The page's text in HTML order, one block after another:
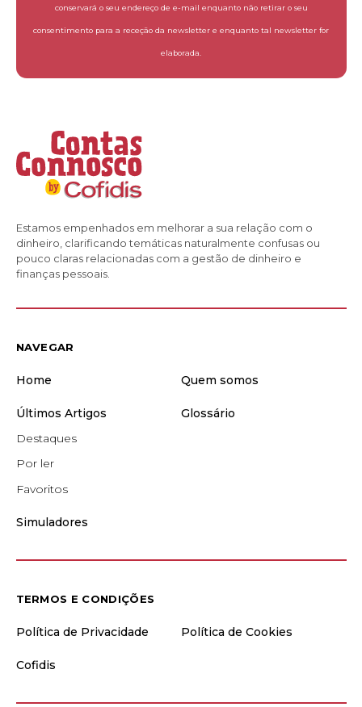
conservará o seu endereço de e-mail enquanto não retirar o seu
consentimento para a receção da newsletter e enquanto tal newsletter for
elaborada.
Estamos empenhados em melhorar a sua relação com o
dinheiro, clarificando temáticas naturalmente confusas ou
pouco claras relacionadas com a gestão de dinheiro e
finanças pessoais.
NAVEGAR
Home Quem somos
Últimos Artigos
Destaques
Por ler
Favoritos
Glossário
Simuladores
TERMOS E CONDIÇÕES
Política de Privacidade Política de Cookies
Cofidis